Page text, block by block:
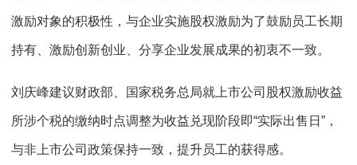
激励对象的积极性，与企业实施股权激励为了鼓励员工长期
持有、激励创新创业、分享企业发展成果的初衷不一致。
刘庆峰建议财政部、国家税务总局就上市公司股权激励收益
所涉个税的缴纳时点调整为收益兑现阶段即“实际出售日”，
与非上市公司政策保持一致，提升员工的获得感。